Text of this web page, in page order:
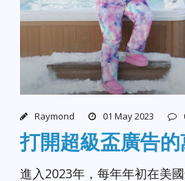
Raymond 01 May 2023
打開超級盃廣告
進入2023年，每年年初在美